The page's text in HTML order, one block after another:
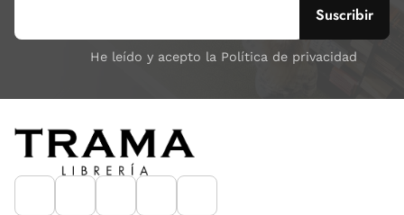
He leído y acepto la Política de privacidad